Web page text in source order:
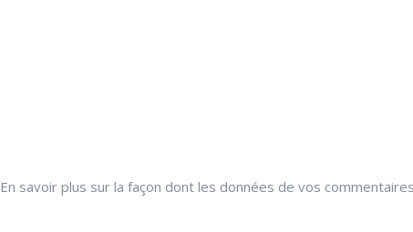
En savoir plus sur la façon dont les données de vos